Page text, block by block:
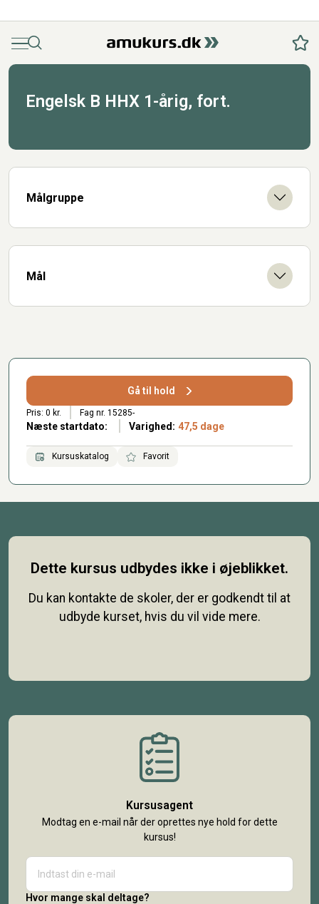
MenuSøg
Engelsk B HHX 1-årig, fort.
Målgruppe
Mål
Gå til hold
Pris: 0 kr. Fag nr. 15285-
Næste startdato: Varighed: 47,5 dage
Kursuskatalog Favorit
Dette kursus udbydes ikke i øjeblikket.
Du kan kontakte de skoler, der er godkendt til at
udbyde kurset, hvis du vil vide mere.
Kursusagent
Modtag en e-mail når der oprettes nye hold for dette
kursus!
Hvor mange skal deltage?